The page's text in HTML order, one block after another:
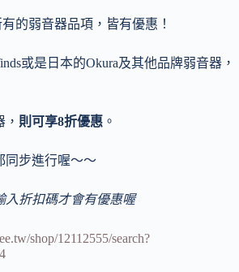
的弱音器品項，皆有優惠！
或是日本的Okura及其他品牌弱音器，
則可享8折優惠 。
同步進行喔～～
入折扣碼才會有優惠喔
shop/12112555/search?